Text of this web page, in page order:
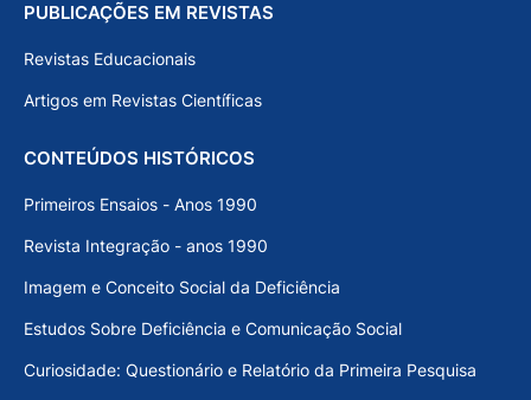
PUBLICAÇÕES EM REVISTAS
Revistas Educacionais
Artigos em Revistas Científicas
CONTEÚDOS HISTÓRICOS
Primeiros Ensaios - Anos 1990
Revista Integração - anos 1990
Imagem e Conceito Social da Deficiência
Estudos Sobre Deficiência e Comunicação Social
Curiosidade: Questionário e Relatório da Primeira Pesquisa